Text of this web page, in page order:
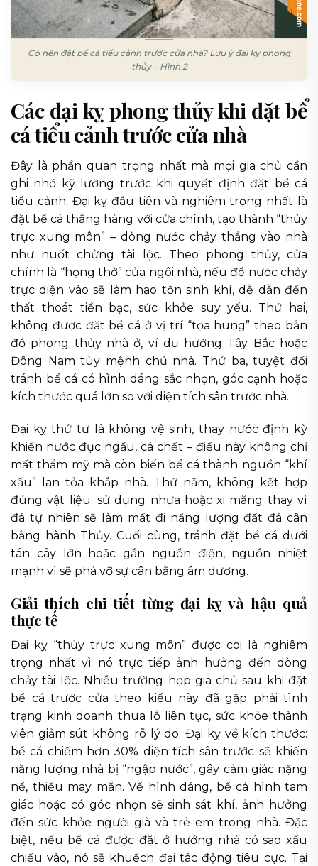
Có nên đặt bể cá tiểu cảnh trước cửa nhà? Lưu ý đại kỵ phong
thủy – Hình 2
Các đại kỵ phong thủy khi đặt bể
cá tiểu cảnh trước cửa nhà
Đây là phần quan trọng nhất mà mọi gia chủ cần
ghi nhớ kỹ lưỡng trước khi quyết định đặt bể cá
tiểu cảnh. Đại kỵ đầu tiên và nghiêm trọng nhất là
đặt bể cá thẳng hàng với cửa chính, tạo thành “thủy
trực xung môn” – dòng nước chảy thẳng vào nhà
như nuốt chửng tài lộc. Theo phong thủy, cửa
chính là “họng thở” của ngôi nhà, nếu để nước chảy
trực diện vào sẽ làm hao tổn sinh khí, dễ dẫn đến
thất thoát tiền bạc, sức khỏe suy yếu. Thứ hai,
không được đặt bể cá ở vị trí “tọa hung” theo bản
đồ phong thủy nhà ở, ví dụ hướng Tây Bắc hoặc
Đông Nam tùy mệnh chủ nhà. Thứ ba, tuyệt đối
tránh bể cá có hình dáng sắc nhọn, góc cạnh hoặc
kích thước quá lớn so với diện tích sân trước nhà.
Đại kỵ thứ tư là không vệ sinh, thay nước định kỳ
khiến nước đục ngầu, cá chết – điều này không chỉ
mất thẩm mỹ mà còn biến bể cá thành nguồn “khí
xấu” lan tỏa khắp nhà. Thứ năm, không kết hợp
đúng vật liệu: sử dụng nhựa hoặc xi măng thay vì
đá tự nhiên sẽ làm mất đi năng lượng đất đá cân
bằng hành Thủy. Cuối cùng, tránh đặt bể cá dưới
tán cây lớn hoặc gần nguồn điện, nguồn nhiệt
mạnh vì sẽ phá vỡ sự cân bằng âm dương.
Giải thích chi tiết từng đại kỵ và hậu quả
thực tế
Đại kỵ “thủy trực xung môn” được coi là nghiêm
trọng nhất vì nó trực tiếp ảnh hưởng đến dòng
chảy tài lộc. Nhiều trường hợp gia chủ sau khi đặt
bể cá trước cửa theo kiểu này đã gặp phải tình
trạng kinh doanh thua lỗ liên tục, sức khỏe thành
viên giảm sút không rõ lý do. Đại kỵ về kích thước:
bể cá chiếm hơn 30% diện tích sân trước sẽ khiến
năng lượng nhà bị “ngập nước”, gây cảm giác nặng
nề, thiếu may mắn. Về hình dáng, bể cá hình tam
giác hoặc có góc nhọn sẽ sinh sát khí, ảnh hưởng
đến sức khỏe người già và trẻ em trong nhà. Đặc
biệt, nếu bể cá được đặt ở hướng nhà có sao xấu
chiếu vào, nó sẽ khuếch đại tác động tiêu cực. Tại